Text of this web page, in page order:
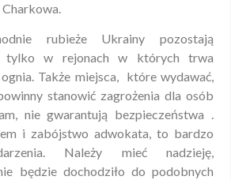
rubieże Ukrainy pozostają
tylko w rejonach w których trwa
Także miejsca, które wydawać,
stanowić zagrożenia dla osób
nie gwarantują bezpieczeństwa .
i zabójstwo adwokata, to bardzo
Należy mieć nadzieję,
będzie dochodziło do podobnych